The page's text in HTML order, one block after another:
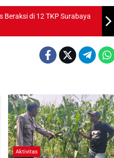
Beraksi di 12 TKP Surabaya
Aktivitas